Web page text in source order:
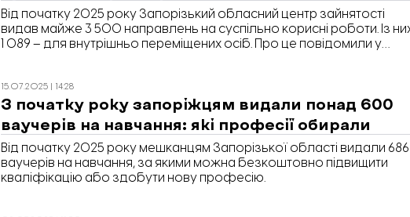
Від початку 2025 року Запорізький обласний центр зайнятості
видав майже 3 500 направлень на суспільно корисні роботи. Із
1 089 – для внутрішньо переміщених осіб. Про це повідомили у
15.07.2025 | 14:28
З початку року запоріжцям видали понад 600
ваучерів на навчання: які професії обирали
Від початку 2025 року мешканцям Запорізької області видали 686
ваучерів на навчання, за якими можна безкоштовно підвищити
кваліфікацію або здобути нову професію.